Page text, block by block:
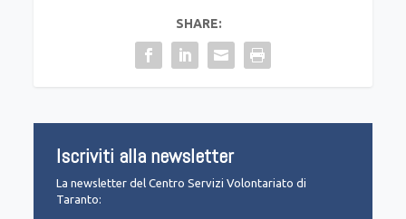
SHARE:
Iscriviti alla newsletter
La newsletter del Centro Servizi Volontariato di
Taranto: